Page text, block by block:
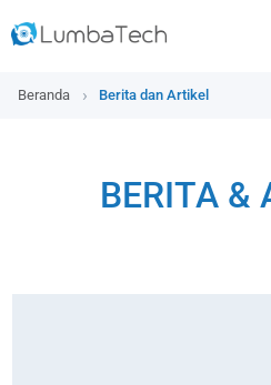
Beranda Berita dan Artikel
BERITA &